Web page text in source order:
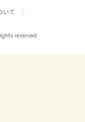
いて
reserved.